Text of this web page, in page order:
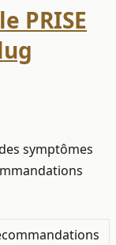
PRISE
symptômes